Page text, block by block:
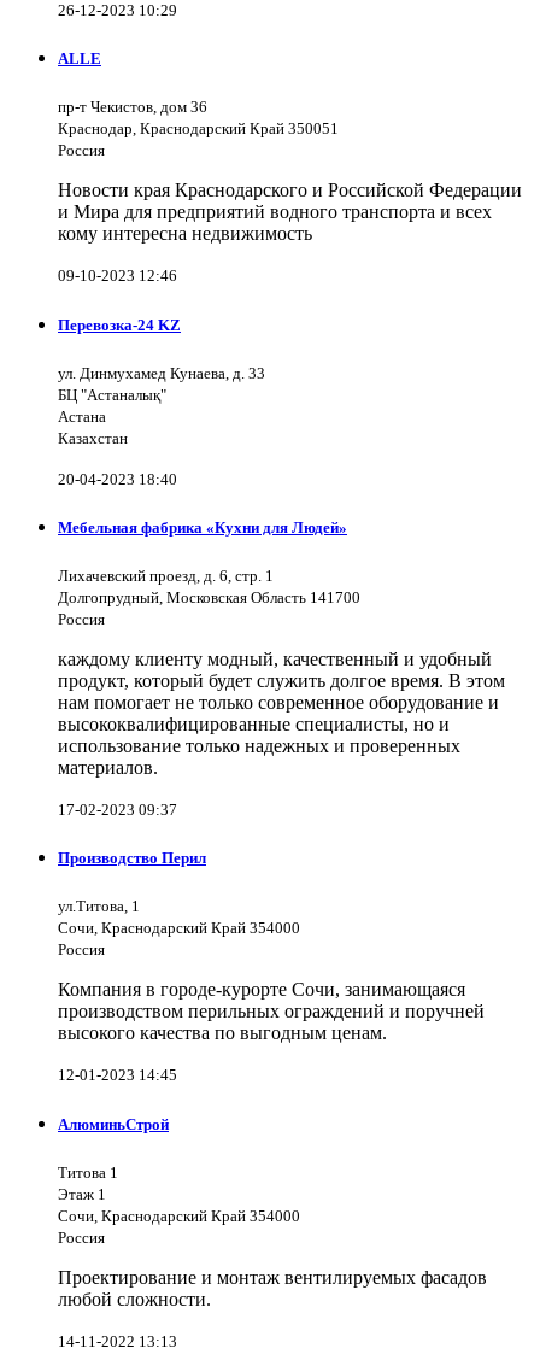
26-12-2023 10:29
ALLE
пр-т Чекистов, дом 36
Краснодар, Краснодарский Край 350051
Россия
Новости края Краснодарского и Российской Федерации
и Мира для предприятий водного транспорта и всех
кому интересна недвижимость
09-10-2023 12:46
Перевозка-24 KZ
ул. Динмухамед Кунаева, д. 33
БЦ "Астаналық"
Астана
Казахстан
20-04-2023 18:40
Мебельная фабрика «Кухни для Людей»
Лихачевский проезд, д. 6, стр. 1
Долгопрудный, Московская Область 141700
Россия
каждому клиенту модный, качественный и удобный
продукт, который будет служить долгое время. В этом
нам помогает не только современное оборудование и
высококвалифицированные специалисты, но и
использование только надежных и проверенных
материалов.
17-02-2023 09:37
Производство Перил
ул.Титова, 1
Сочи, Краснодарский Край 354000
Россия
Компания в городе-курорте Сочи, занимающаяся
производством перильных ограждений и поручней
высокого качества по выгодным ценам.
12-01-2023 14:45
АлюминьСтрой
Титова 1
Этаж 1
Сочи, Краснодарский Край 354000
Россия
Проектирование и монтаж вентилируемых фасадов
любой сложности.
14-11-2022 13:13